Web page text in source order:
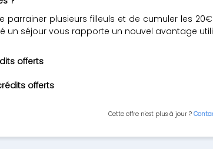
parrainer plusieurs filleuls et de cumuler les
un séjour vous rapporte un nouvel avantage
offerts
offerts
Cette offre n'est plus à jour ?